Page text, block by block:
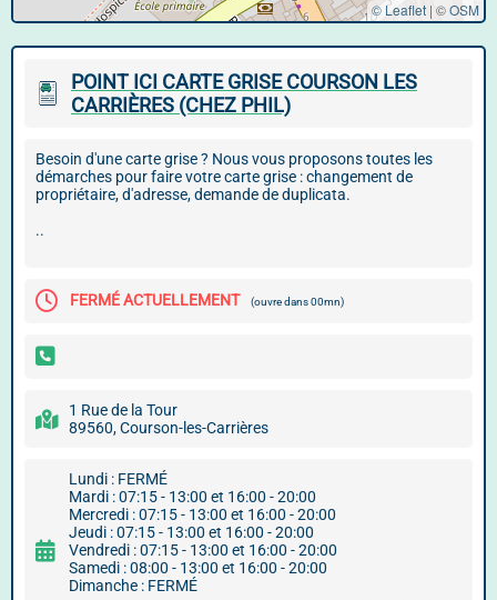
© Leaflet | ©OSM
POINT ICI CARTE GRISE COURSON LES
CARRIÈRES (CHEZ PHIL)
Besoin d'une carte grise ? Nous vous proposons toutes les
démarches pour faire votre carte grise : changement de
propriétaire, d'adresse, demande de duplicata.
..
FERMÉ ACTUELLEMENT (ouvre dans 00mn)
1 Rue de la Tour
89560, Courson-les-Carrières
Lundi : FERMÉ
Mardi : 07:15 - 13:00 et 16:00 - 20:00
Mercredi : 07:15 - 13:00 et 16:00 - 20:00
Jeudi : 07:15 - 13:00 et 16:00 - 20:00
Vendredi : 07:15 - 13:00 et 16:00 - 20:00
Samedi : 08:00 - 13:00 et 16:00 - 20:00
Dimanche : FERMÉ